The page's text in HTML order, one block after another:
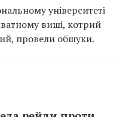
університеті
виші, котрий
провели обшуки.